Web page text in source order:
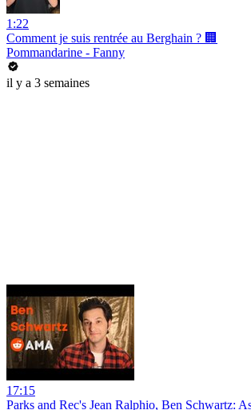
1:22
Comment je suis rentrée au Berghain ? 🏢
Pommandarine - Fanny
il y a 3 semaines
17:15
Parks and Rec's Jean Ralphio, Ben Schwartz: